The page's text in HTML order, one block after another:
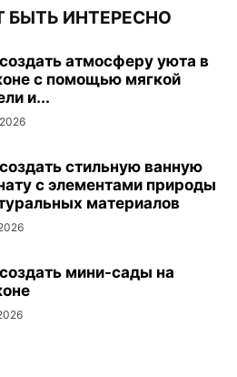
БЫТЬ ИНТЕРЕСНО
атмосферу уюта в
с помощью мягкой
и...
стильную ванную
с элементами природы
материалов
мини-сады на